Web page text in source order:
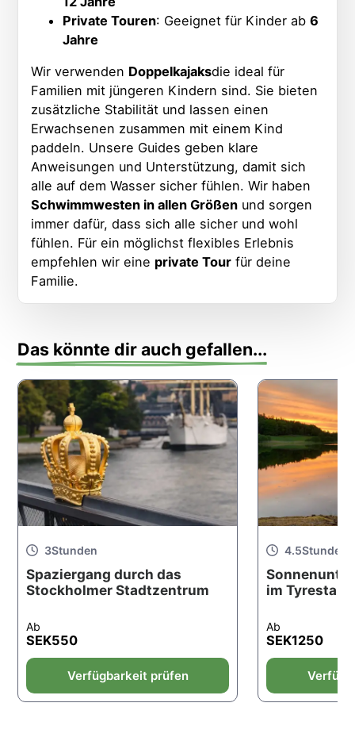
Private Touren: Geeignet für Kinder ab6
Jahre
Wir verwenden Doppelkajaksdie ideal für
Familien mit jüngeren Kindern sind. Sie bieten
zusätzliche Stabilität und lassen einen
Erwachsenen zusammen mit einem Kind
paddeln. Unsere Guides geben klare
Anweisungen und Unterstützung, damit sich
alle auf dem Wasser sicher fühlen. Wir haben
Schwimmwesten in allen Größen und sorgen
immer dafür, dass sich alle sicher und wohl
fühlen. Für ein möglichst flexibles Erlebnis
empfehlen wir eine private Tour für deine
Familie.
Das könnte dir auch gefallen...
3Stunden
Spaziergang durch das
Stockholmer Stadtzentrum
Ab
SEK550
Verfügbarkeit prüfen
4.5Stunden
im Tyresta-
Ab
SEK1250